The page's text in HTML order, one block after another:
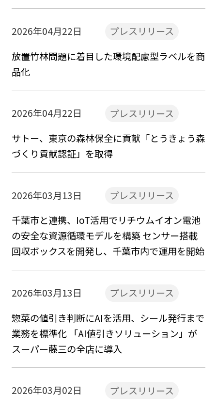
2026年04月22日
プレスリリース
放置竹林問題に着目した環境配慮型ラベルを商
品化
2026年04月22日
プレスリリース
サトー、東京の森林保全に貢献「とうきょう森
づくり貢献認証」を取得
2026年03月13日
プレスリリース
千葉市と連携、IoT活用でリチウムイオン電池
の安全な資源循環モデルを構築 センサー搭載
回収ボックスを開発し、千葉市内で運用を開始
2026年03月13日
プレスリリース
惣菜の値引き判断にAIを活用、シール発行まで
業務を標準化 「AI値引きソリューション」が
スーパー藤三の全店に導入
2026年03月02日
プレスリリース